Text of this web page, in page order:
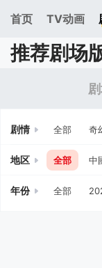
首页 TV动画
我的
推荐剧场
剧情 全部 奇
地区 全部 中
年份 全部